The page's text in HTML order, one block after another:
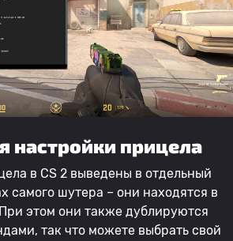
настройки прицела
в CS 2 выведены в отдельный
самого шутера – они находятся в
этом они также дублируются
так что можете выбрать свой